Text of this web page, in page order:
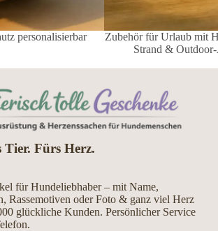
personalisierbar
Zubehör für Urlaub mit
Strand &
Fürs Herz.
für Hundeliebhaber – mit Name,
Rassemotiven oder Foto & ganz viel Herz
glückliche Kunden. Persönlicher Service